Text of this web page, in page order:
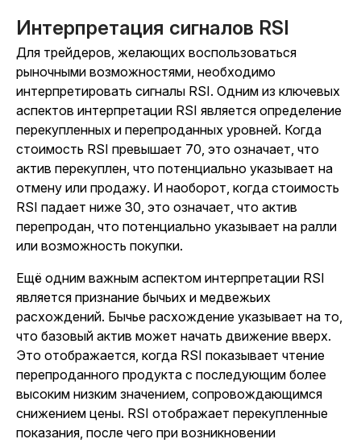
Интерпретация сигналов RSI
Для трейдеров, желающих воспользоваться
рыночными возможностями, необходимо
интерпретировать сигналы RSI. Одним из ключевых
аспектов интерпретации RSI является определение
перекупленных и перепроданных уровней. Когда
стоимость RSI превышает 70, это означает, что
актив перекуплен, что потенциально указывает на
отмену или продажу. И наоборот, когда стоимость
RSI падает ниже 30, это означает, что актив
перепродан, что потенциально указывает на ралли
или возможность покупки.
Ещё одним важным аспектом интерпретации RSI
является признание бычьих и медвежьих
расхождений. Бычье расхождение указывает на то,
что базовый актив может начать движение вверх.
Это отображается, когда RSI показывает чтение
перепроданного продукта с последующим более
высоким низким значением, сопровождающимся
снижением цены. RSI отображает перекупленные
показания, после чего при возникновении